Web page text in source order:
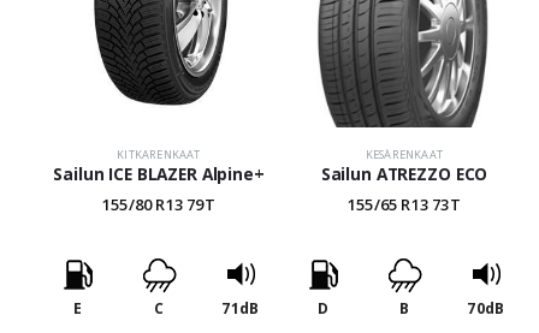
KITKARENKAAT
Sailun ICE BLAZER Alpine+
155/80 R13 79T
E C 71dB
KESÄRENKAAT
Sailun ATREZZO ECO
155/65 R13 73T
D B 70dB